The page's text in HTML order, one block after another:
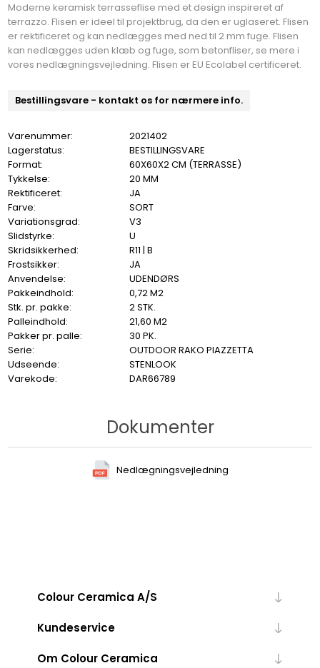
Moderne keramisk terrasseflise med et design inspireret af
terrazzo. Flisen er ideel til projektbrug, da den er uglaseret. Flisen
er rektificeret og kan nedlægges med ned til 2 mm fuge. Flisen
kan nedlægges uden klæb og fuge, som betonfliser, se mere i
vores nedlægningsvejledning. Flisen er EU Ecolabel certificeret.
Bestillingsvare - kontakt os for nærmere info.
Varenummer:
2021402
Lagerstatus:
BESTILLINGSVARE
Format:
60X60X2 CM (TERRASSE)
Tykkelse:
20 MM
Rektificeret:
JA
Farve:
SORT
Variationsgrad:
V3
Slidstyrke:
U
Skridsikkerhed:
R11 | B
Frostsikker:
JA
Anvendelse:
UDENDØRS
Pakkeindhold:
0,72 M2
Stk. pr. pakke:
2 STK.
Palleindhold:
21,60 M2
Pakker pr. palle:
30 PK.
Serie:
OUTDOOR RAKO PIAZZETTA
Udseende:
STENLOOK
Varekode:
DAR66789
Dokumenter
Nedlægningsvejledning
Colour Ceramica A/S
Kundeservice
Om Colour Ceramica